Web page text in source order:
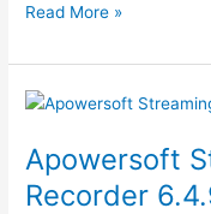
JitBit
Recorder
5.18
Tarbaru
Free
Download
2023
Read More »
Apowersoft
Recorder